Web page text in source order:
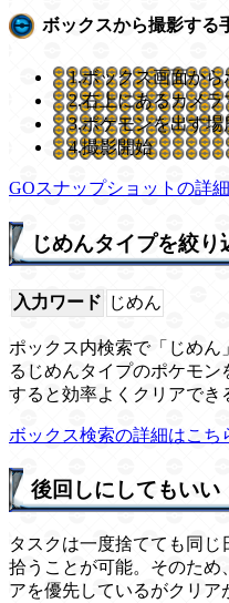
ボックスから撮影する
1.ボックス画面か
2.右上にあるカメ
3.ポケモンを出す
4.撮影開始
GOスナップショットの詳
じめんタイプを絞り
入力ワード じめん
ポックス内検索で「じめ
るじめんタイプのポケモン
すると効率よくクリアでき
ボックス検索の詳細はこち
後回しにしてもいい
タスクは一度捨てても同
拾うことが可能。そのため
アを優先しているがクリア